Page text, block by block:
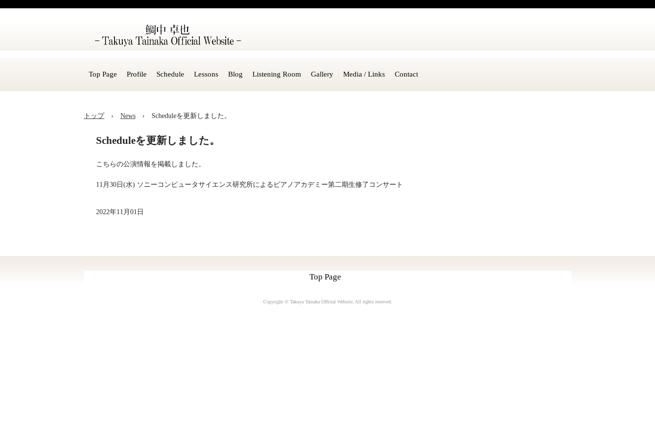
Top Page Profile Schedule Lessons Blog Listening Room Gallery Media / Links Contact
トップ › News › Scheduleを更新しました。
Scheduleを更新しました。
こちらの公演情報を掲載しました。
11月30日(水) ソニーコンピュータサイエンス研究所によるピアノアカデミー第二期生修了コンサート
2022年11月01日
Top Page
Copyright © Takuya Tainaka Official Website, All rights reserved.